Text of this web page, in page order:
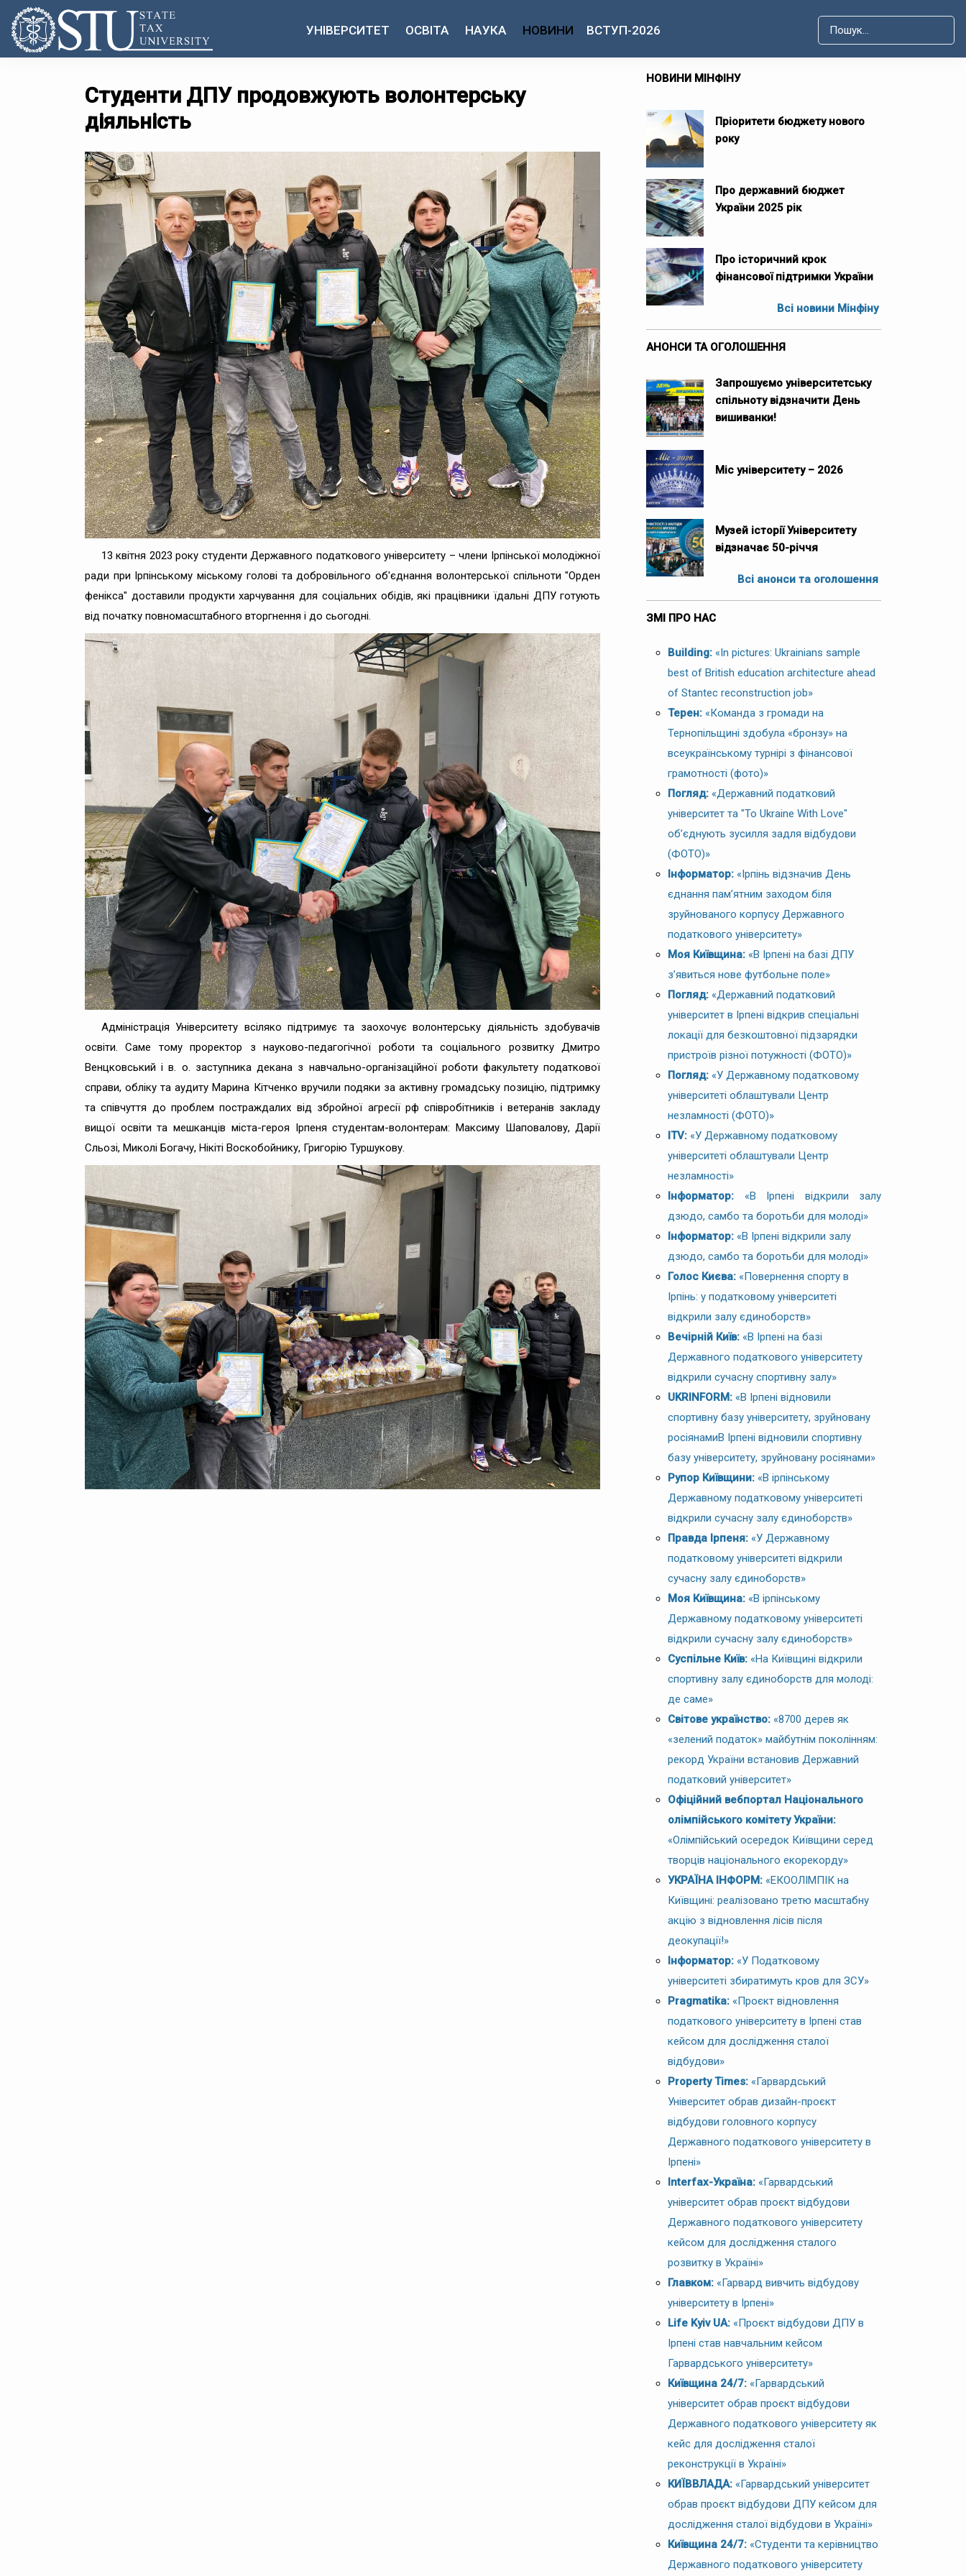
УНІВЕРСИТЕТ ОСВІТА НАУКА НОВИНИ ВСТУП-2026
Студенти ДПУ продовжують волонтерську
діяльність
13 квітня 2023 року студенти Державного податкового університету – члени Ірпінської молодіжної
ради при Ірпінському міському голові та добровільного об'єднання волонтерської спільноти "Орден
фенікса" доставили продукти харчування для соціальних обідів, які працівники їдальні ДПУ готують
від початку повномасштабного вторгнення і до сьогодні.
Адміністрація Університету всіляко підтримує та заохочує волонтерську діяльність здобувачів
освіти. Саме тому проректор з науково-педагогічної роботи та соціального розвитку Дмитро
Венцковський і в. о. заступника декана з навчально-організаційної роботи факультету податкової
справи, обліку та аудиту Марина Кітченко вручили подяки за активну громадську позицію, підтримку
та співчуття до проблем постраждалих від збройної агресії рф співробітників і ветеранів закладу
вищої освіти та мешканців міста-героя Ірпеня студентам-волонтерам: Максиму Шаповалову, Дарії
Сльозі, Миколі Богачу, Нікіті Воскобойнику, Григорію Туршукову.
НОВИНИ МІНФІНУ
Пріоритети бюджету нового
року
Про державний бюджет
України 2025 рік
Про історичний крок
фінансової підтримки України
Всі новини Мінфіну
АНОНСИ ТА ОГОЛОШЕННЯ
Запрошуємо університетську
спільноту відзначити День
вишиванки!
Міс університету – 2026
Музей історії Університету
відзначає 50-річчя
Всі анонси та оголошення
ЗМІ ПРО НАС
Building: «In pictures: Ukrainians sample
best of British education architecture ahead
of Stantec reconstruction job»
Терен: «Команда з громади на
Тернопільщині здобула «бронзу» на
всеукраїнському турнірі з фінансової
грамотності (фото)»
Погляд: «Державний податковий
університет та "To Ukraine With Love"
об’єднують зусилля задля відбудови
(ФОТО)»
Інформатор: «Ірпінь відзначив День
єднання пам’ятним заходом біля
зруйнованого корпусу Державного
податкового університету»
Моя Київщина: «В Ірпені на базі ДПУ
з’явиться нове футбольне поле»
Погляд: «Державний податковий
університет в Ірпені відкрив спеціальні
локації для безкоштовної підзарядки
пристроїв різної потужності (ФОТО)»
Погляд: «У Державному податковому
університеті облаштували Центр
незламності (ФОТО)»
ITV: «У Державному податковому
університеті облаштували Центр
незламності»
Інформатор: «В Ірпені відкрили залу
дзюдо, самбо та боротьби для молоді»
Інформатор: «В Ірпені відкрили залу
дзюдо, самбо та боротьби для молоді»
Голос Києва: «Повернення спорту в
Ірпінь: у податковому університеті
відкрили залу єдиноборств»
Вечірній Київ: «В Ірпені на базі
Державного податкового університету
відкрили сучасну спортивну залу»
UKRINFORM: «В Ірпені відновили
спортивну базу університету, зруйновану
росіянамиВ Ірпені відновили спортивну
базу університету, зруйновану росіянами»
Рупор Київщини: «В ірпінському
Державному податковому університеті
відкрили сучасну залу єдиноборств»
Правда Ірпеня: «У Державному
податковому університеті відкрили
сучасну залу єдиноборств»
Моя Київщина: «В ірпінському
Державному податковому університеті
відкрили сучасну залу єдиноборств»
Суспільне Київ: «На Київщині відкрили
спортивну залу єдиноборств для молоді:
де саме»
Світове українство: «8700 дерев як
«зелений податок» майбутнім поколінням:
рекорд України встановив Державний
податковий університет»
Офіційний вебпортал Національного
олімпійського комітету України:
«Олімпійський осередок Київщини серед
творців національного екорекорду»
УКРАЇНА ІНФОРМ: «ЕКООЛІМПІК на
Київщині: реалізовано третю масштабну
акцію з відновлення лісів після
деокупації!»
Інформатор: «У Податковому
університеті збиратимуть кров для ЗСУ»
Pragmatika: «Проєкт відновлення
податкового університету в Ірпені став
кейсом для дослідження сталої
відбудови»
Property Times: «Гарвардський
Університет обрав дизайн-проєкт
відбудови головного корпусу
Державного податкового університету в
Ірпені»
Interfax-Україна: «Гарвардський
університет обрав проєкт відбудови
Державного податкового університету
кейсом для дослідження сталого
розвитку в Україні»
Главком: «Гарвард вивчить відбудову
університету в Ірпені»
Life Kyiv UA: «Проєкт відбудови ДПУ в
Ірпені став навчальним кейсом
Гарвардського університету»
Київщина 24/7: «Гарвардський
університет обрав проєкт відбудови
Державного податкового університету як
кейс для дослідження сталої
реконструкції в Україні»
КИЇВВЛАДА: «Гарвардський університет
обрав проєкт відбудови ДПУ кейсом для
дослідження сталої відбудови в Україні»
Київщина 24/7: «Студенти та керівництво
Державного податкового університету